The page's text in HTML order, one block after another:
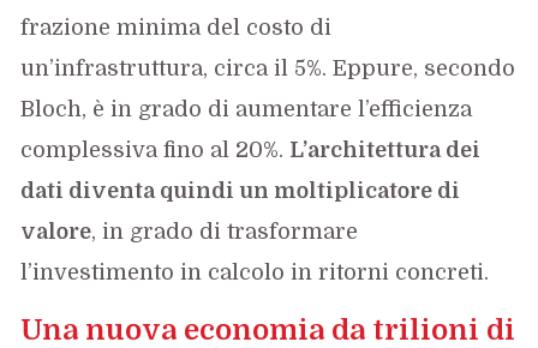
frazione minima del costo di
un’infrastruttura, circa il 5%. Eppure, secondo
Bloch, è in grado di aumentare l’efficienza
complessiva fino al 20%. L’architettura dei
dati diventa quindi un moltiplicatore di
valore, in grado di trasformare
l’investimento in calcolo in ritorni concreti.
Una nuova economia da trilioni di